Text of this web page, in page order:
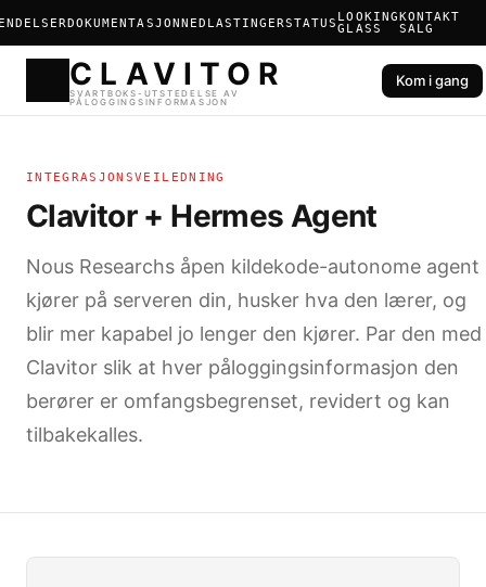
DOKUMENTASJONNEDLASTINGERSTATUS LOOKING
GLASS
KONTAKT
SALG
SVARTBOKS-UTSTEDELSE AV
PÅLOGGINGSINFORMASJON
Kom i gang
INTEGRASJONSVEILEDNING
Clavitor + Hermes Agent
Nous Researchs åpen kildekode-autonome agent
kjører på serveren din, husker hva den lærer, og
blir mer kapabel jo lenger den kjører. Par den med
Clavitor slik at hver påloggingsinformasjon den
berører er omfangsbegrenset, revidert og kan
tilbakekalles.